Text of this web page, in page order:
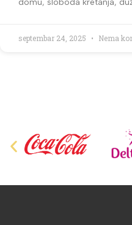
domu, sloboda kretanja,
septembar 24, 2025 Nema